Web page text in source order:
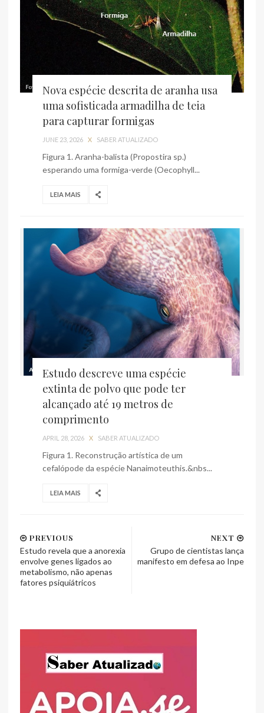
Nova espécie descrita de aranha usa
uma sofisticada armadilha de teia
para capturar formigas
JUNE 23, 2026 X SABER ATUALIZADO
Figura 1. Aranha-balista (Propostira sp.)
esperando uma formiga-verde (Oecophyll...
LEIA MAIS
Estudo descreve uma espécie
extinta de polvo que pode ter
alcançado até 19 metros de
comprimento
APRIL 28, 2026 X SABER ATUALIZADO
Figura 1. Reconstrução artística de um
cefalópode da espécie Nanaimoteuthis.&nbs...
LEIA MAIS
NEXT
Grupo de cientistas lança
manifesto em defesa ao Inpe
PREVIOUS
Estudo revela que a anorexia
envolve genes ligados ao
metabolismo, não apenas
fatores psiquiátricos